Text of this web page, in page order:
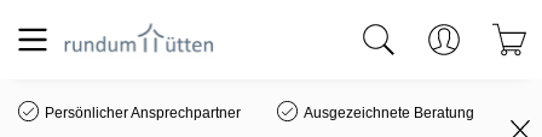
springen
Persönlicher Ansprechpartner Ausgezeichnete Beratung